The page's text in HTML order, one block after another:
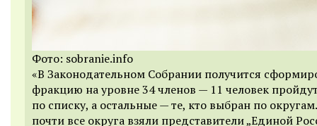
Фото: sobranie.info
«В Законодательном Собрании получится
фракцию на уровне 34 членов — 11 человек
по списку, а остальные — те, кто выбран по
почти все округа взяли представители „Единой